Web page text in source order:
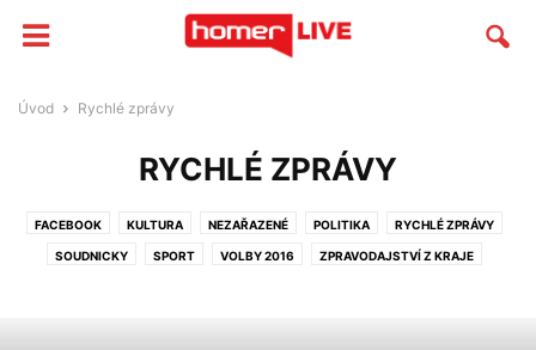
Úvod Rychlé zprávy
RYCHLÉ ZPRÁVY
FACEBOOK KULTURA NEZAŘAZENÉ POLITIKA RYCHLÉ ZPRÁVY
SOUDNICKY SPORT VOLBY 2016 ZPRAVODAJSTVÍ Z KRAJE